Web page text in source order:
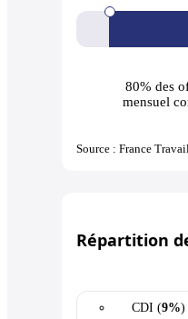
80% des
mensuel
Source : France
Répartition
CDI (9%)